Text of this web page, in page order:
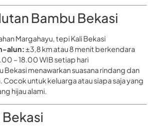
Bambu Bekasi
Margahayu, tepi Kali Bekasi
alun:±3,8 km atau 8 menit berkendara
– 18.00 WIB setiap hari
Bekasi menawarkan suasana rindang dan
untuk keluarga atau siapa saja yang
hijau alami.